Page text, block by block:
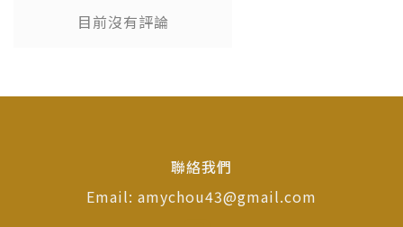
目前沒有評論
聯絡我們
Email: amychou43@gmail.com